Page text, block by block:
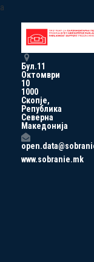
a
Бул.11
Октомври
10
1000
Скопје,
Република
Северна
Македонија
www.sobranie.mk